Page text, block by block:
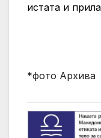
истата и
*фото Архива